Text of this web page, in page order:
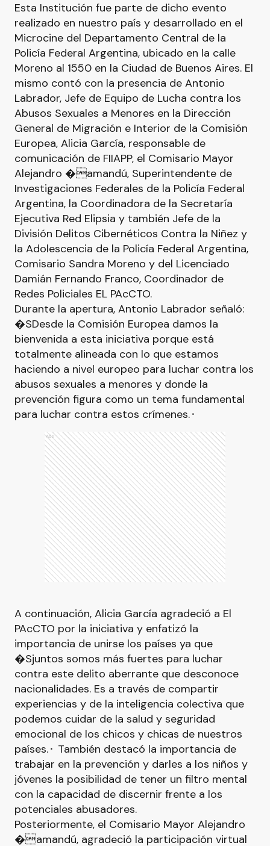
Esta Institución fue parte de dicho evento
realizado en nuestro país y desarrollado en el
Microcine del Departamento Central de la
Policía Federal Argentina, ubicado en la calle
Moreno al 1550 en la Ciudad de Buenos Aires. El
mismo contó con la presencia de Antonio
Labrador, Jefe de Equipo de Lucha contra los
Abusos Sexuales a Menores en la Dirección
General de Migración e Interior de la Comisión
Europea, Alicia García, responsable de
comunicación de FIIAPP, el Comisario Mayor
Alejandro �amandú, Superintendente de
Investigaciones Federales de la Policía Federal
Argentina, la Coordinadora de la Secretaría
Ejecutiva Red Elipsia y también Jefe de la
División Delitos Cibernéticos Contra la Niñez y
la Adolescencia de la Policía Federal Argentina,
Comisario Sandra Moreno y del Licenciado
Damián Fernando Franco, Coordinador de
Redes Policiales EL PAcCTO.
Durante la apertura, Antonio Labrador señaló:
�SDesde la Comisión Europea damos la
bienvenida a esta iniciativa porque está
totalmente alineada con lo que estamos
haciendo a nivel europeo para luchar contra los
abusos sexuales a menores y donde la
prevención figura como un tema fundamental
para luchar contra estos crímenes.⬝
Ads
A continuación, Alicia García agradeció a El
PAcCTO por la iniciativa y enfatizó la
importancia de unirse los países ya que
�Sjuntos somos más fuertes para luchar
contra este delito aberrante que desconoce
nacionalidades. Es a través de compartir
experiencias y de la inteligencia colectiva que
podemos cuidar de la salud y seguridad
emocional de los chicos y chicas de nuestros
países.⬝ También destacó la importancia de
trabajar en la prevención y darles a los niños y
jóvenes la posibilidad de tener un filtro mental
con la capacidad de discernir frente a los
potenciales abusadores.
Posteriormente, el Comisario Mayor Alejandro
�amandú, agradeció la participación virtual